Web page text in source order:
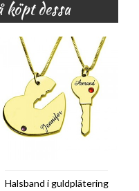
köpt dessa
Halsband i guldplätering